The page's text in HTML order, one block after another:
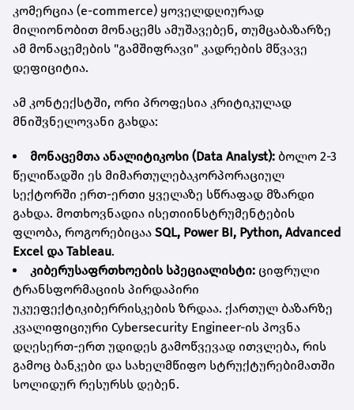
კომერცია (e-commerce) ყოველდღიურად
მილიონობით მონაცემს ამუშავებენ, თუმცაბაზარზე
ამ მონაცემების "გამშიფრავი" კადრების მწვავე
დეფიციტია.
ამ კონტექსტში, ორი პროფესია კრიტიკულად
მნიშვნელოვანი გახდა:
მონაცემთა ანალიტიკოსი (Data Analyst): ბოლო 2-3
წელიწადში ეს მიმართულებაკორპორაციულ
სექტორში ერთ-ერთი ყველაზე სწრაფად მზარდი
გახდა. მოთხოვნადია ისეთიინსტრუმენტების
ფლობა, როგორებიცაა SQL, Power BI, Python, Advanced
Excel და Tableau.
კიბერუსაფრთხოების სპეციალისტი: ციფრული
ტრანსფორმაციის პირდაპირი
უკუეფექტიკიბერრისკების ზრდაა. ქართულ ბაზარზე
კვალიფიციური Cybersecurity Engineer-ის პოვნა
დღესერთ-ერთ უდიდეს გამოწვევად ითვლება, რის
გამოც ბანკები და სახელმწიფო სტრუქტურებიმათში
სოლიდურ რესურსს დებენ.